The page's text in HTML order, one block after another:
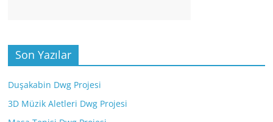
Son Yazılar
Duşakabin Dwg Projesi
3D Müzik Aletleri Dwg Projesi